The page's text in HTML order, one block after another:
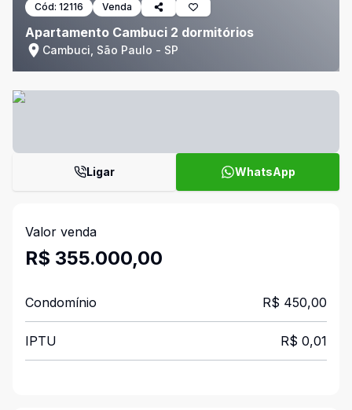
Cód: 12116 Venda
Apartamento Cambuci 2 dormitórios
Cambuci, São Paulo - SP
Ligar WhatsApp
Valor venda
R$ 355.000,00
Condomínio R$ 450,00
IPTU R$ 0,01